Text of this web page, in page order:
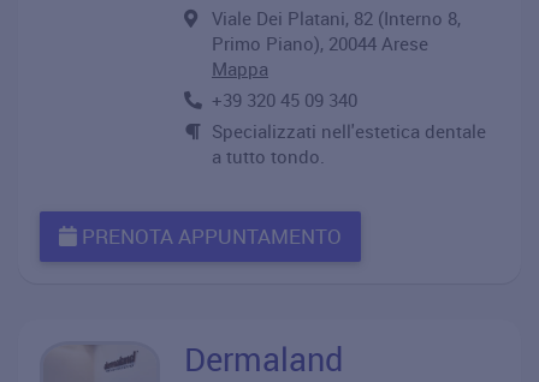
Viale Dei Platani, 82 (Interno 8,
Primo Piano), 20044 Arese
Mappa
+39 320 45 09 340
Specializzati nell'estetica dentale
a tutto tondo.
PRENOTA APPUNTAMENTO
Dermaland